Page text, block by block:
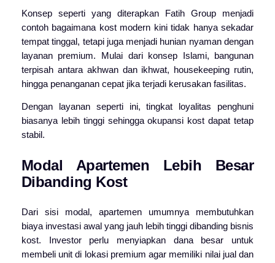
Konsep seperti yang diterapkan FatihGroup menjadi
contoh bagaimana kost modern kini tidak hanya sekadar
tempat tinggal, tetapi juga menjadi hunian nyaman dengan
layanan premium. Mulai dari konsep Islami, bangunan
terpisah antara akhwan dan ikhwat, housekeeping rutin,
hingga penanganan cepat jika terjadi kerusakan fasilitas.
Dengan layanan seperti ini, tingkat loyalitas penghuni
biasanya lebih tinggi sehingga okupansi kost dapat tetap
stabil.
Modal Apartemen Lebih Besar
Dibanding Kost
Dari sisi modal, apartemen umumnya membutuhkan
biaya investasi awal yang jauh lebih tinggi dibanding bisnis
kost. Investor perlu menyiapkan dana besar untuk
membeli unit di lokasi premium agar memiliki nilai jual dan